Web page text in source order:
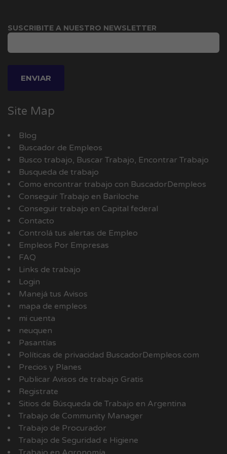
SUSCRIBITE A NUESTRO NEWSLETTER
Site Map
Blog
Buscador de Empleos
Busco trabajo, Buscar Trabajo, Encontrar Trabajo
Busqueda de trabajo
Como encontrar trabajo con BuscadorDempleos
Conseguir Trabajo en Bariloche
Conseguir trabajo en Capital federal
Contacto
Controlá tus alertas de Empleo
Empleos Por Empresas
FAQ
Links de trabajo
Login
Manejá tus Avisos
mapa de empleos
mi cuenta
neuquen
Pasantías
Políticas de privacidad BuscadorDempleos.com
Precios y Planes
Publicar Avisos de trabajo Gratis
Registrate
Sitios de Búsqueda de Trabajo en Argentina
Trabajo de Community Manager
Trabajo de Procurador
Trabajo de Seguridad e Higiene